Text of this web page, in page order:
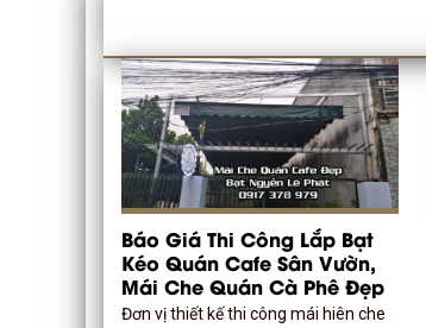
Báo Giá Thi Công Lắp Bạt
Kéo Quán Cafe Sân Vườn,
Mái Che Quán Cà Phê Đẹp
Đơn vị thiết kế thi công mái hiên che